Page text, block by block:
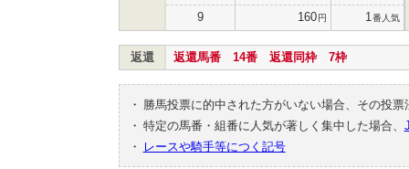
9 160円 1 番人気
返還 返還馬番 14番 返還同枠 7枠
・
勝馬投票に的中された方がいない場合、その投
・ 特定の馬番・組番に人気が著しく集中した場合、
・
レースや騎手等につく記号